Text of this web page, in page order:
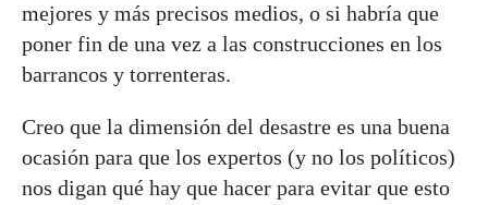
mejores y más precisos medios, o si habría que
poner fin de una vez a las construcciones en los
barrancos y torrenteras.
Creo que la dimensión del desastre es una buena
ocasión para que los expertos (y no los políticos)
nos digan qué hay que hacer para evitar que esto